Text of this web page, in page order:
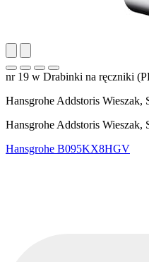
nr 19 w Drabinki na ręczniki
Hansgrohe Addstoris Wieszak,
Hansgrohe Addstoris Wieszak,
Hansgrohe B095KX8HGV